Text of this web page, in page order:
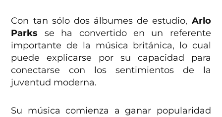
Con tan sólo dos álbumes de estudio, Arlo
Parks se ha convertido en un referente
importante de la música británica, lo cual
puede explicarse por su capacidad para
conectarse con los sentimientos de la
juventud moderna.
Su música comienza a ganar popularidad